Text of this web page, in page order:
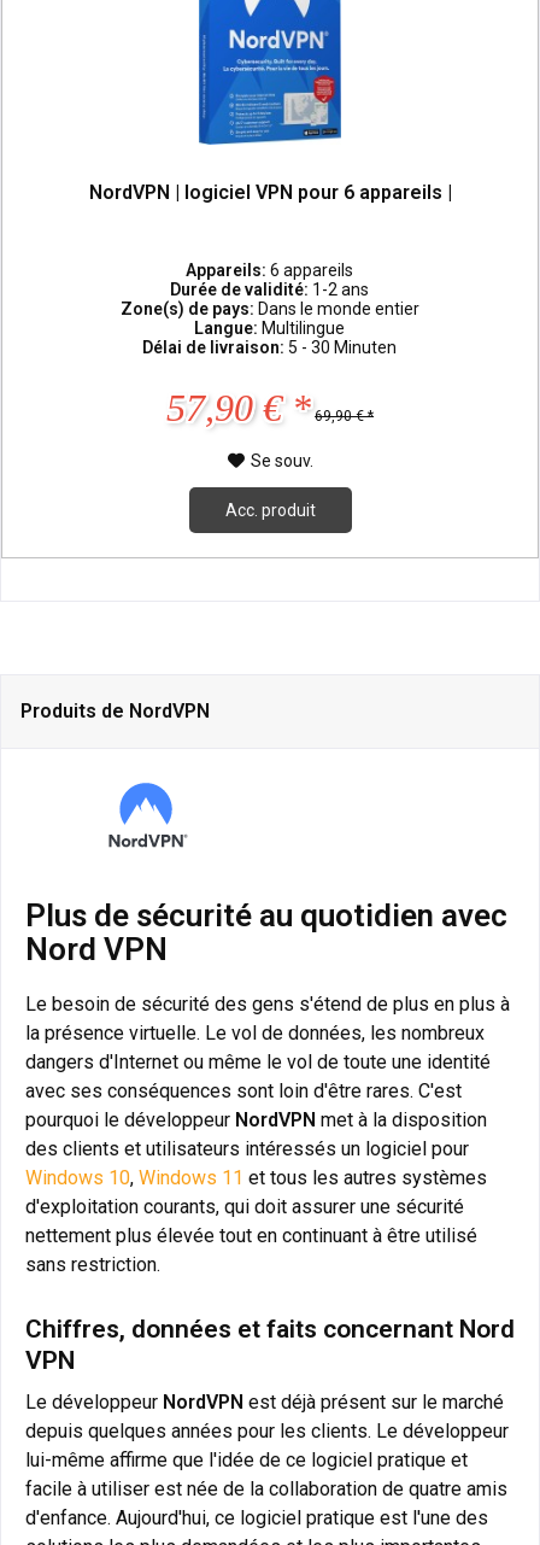
NordVPN | logiciel VPN pour 6 appareils |
Appareils:6 appareils
Durée de validité: 1-2 ans
Zone(s) de pays: Dans le monde entier
Langue: Multilingue
Délai de livraison: 5 - 30 Minuten
57,90 € * 69,90 € *
Se souv.
Acc. produit
Produits de NordVPN
Plus de sécurité au quotidien avec
Nord VPN
Le besoin de sécurité des gens s'étend de plus en plus à
la présence virtuelle. Le vol de données, les nombreux
dangers d'Internet ou même le vol de toute une identité
avec ses conséquences sont loin d'être rares. C'est
pourquoi le développeur NordVPN met à la disposition
des clients et utilisateurs intéressés un logiciel pour
Windows 10, Windows 11 et tous les autres systèmes
d'exploitation courants, qui doit assurer une sécurité
nettement plus élevée tout en continuant à être utilisé
sans restriction.
Chiffres, données et faits concernant Nord
VPN
Le développeur NordVPN est déjà présent sur le marché
depuis quelques années pour les clients. Le développeur
lui-même affirme que l'idée de ce logiciel pratique et
facile à utiliser est née de la collaboration de quatre amis
d'enfance. Aujourd'hui, ce logiciel pratique est l'une des